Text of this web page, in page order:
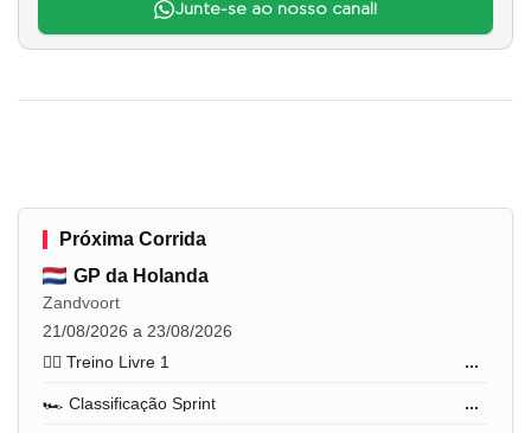
Junte-se ao nosso canal!
Próxima Corrida
GP da Holanda
Zandvoort
21/08/2026 a 23/08/2026
🏋️‍♂️ Treino Livre 1
...
🏎️ Classificação Sprint ...